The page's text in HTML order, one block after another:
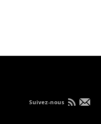
Suivez-nous